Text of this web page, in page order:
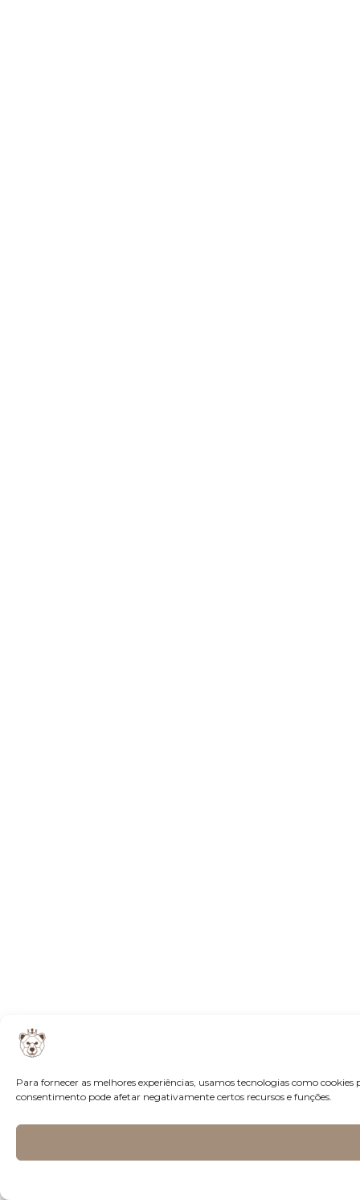
Para fornecer as melhores experiências, usamos tecnologias como
consentimento pode afetar negativamente certos recursos e funções.